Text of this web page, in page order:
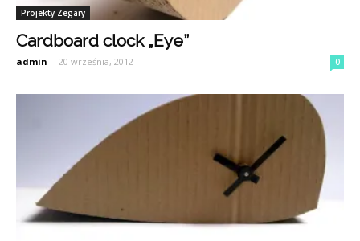
Projekty Zegary
Cardboard clock „Eye”
admin - 20 września, 2012 0